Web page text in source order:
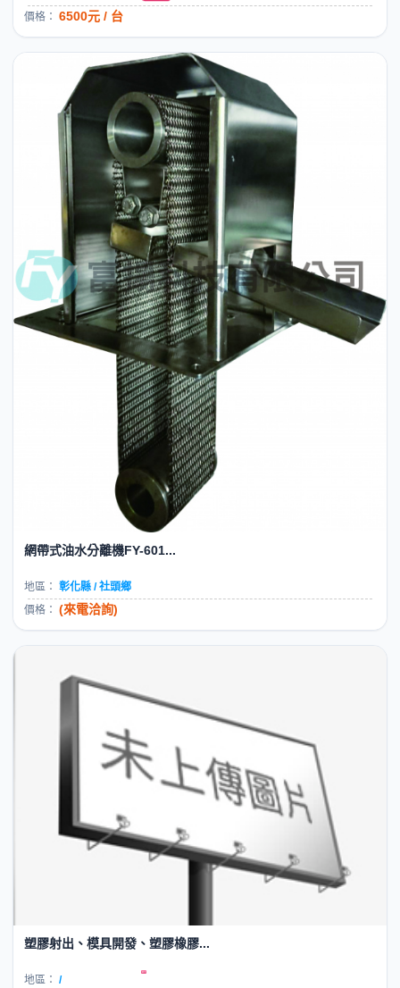
價格： 6500元 / 台
網帶式油水分離機FY-601...
地區： 彰化縣 / 社頭鄉
價格： (來電洽詢)
塑膠射出、模具開發、塑膠橡膠...
地區： /